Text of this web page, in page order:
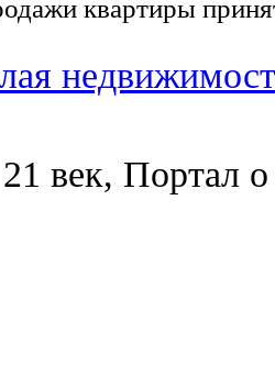
квартиры
век, Портал